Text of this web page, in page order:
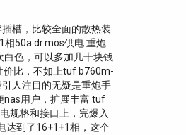
槽，比较全面的散热装
相50a dr.mos供电 重炮
色，可以多加几十块钱
价比，不如上tuf b760m-
人注目的无疑是重炮手
nas用户，扩展丰富 tuf
规格和接口上，完爆入
达到了16+1+1相，这个